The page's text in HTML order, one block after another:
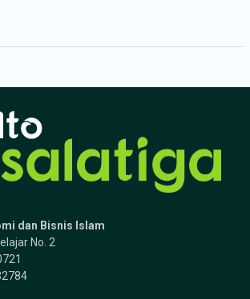
dan Bisnis Islam
No. 2